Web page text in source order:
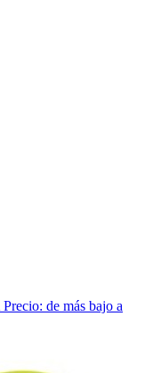
Precio: de más bajo a